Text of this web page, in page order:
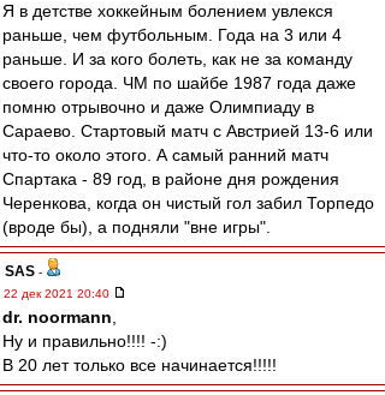
Я в детстве хоккейным болением увлекся
раньше, чем футбольным. Года на 3 или 4
раньше. И за кого болеть, как не за команду
своего города. ЧМ по шайбе 1987 года даже
помню отрывочно и даже Олимпиаду в
Сараево. Стартовый матч с Австрией 13-6 или
что-то около этого. А самый ранний матч
Спартака - 89 год, в районе дня рождения
Черенкова, когда он чистый гол забил Торпедо
(вроде бы), а подняли "вне игры".
SAS -
22 дек 2021 20:40
dr. noormann
Ну и правильно!!!! -:)
В 20 лет только все начинается!!!!!